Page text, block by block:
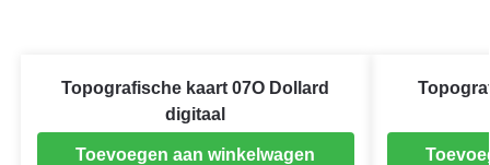
Topografische kaart 07O Dollard
digitaal
Toevoegen aan winkelwagen